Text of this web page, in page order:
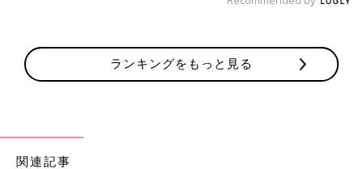
医療法人雄峰会まのウィメンズクリニック
豊川市
ランキングをもっと見る
関連記事